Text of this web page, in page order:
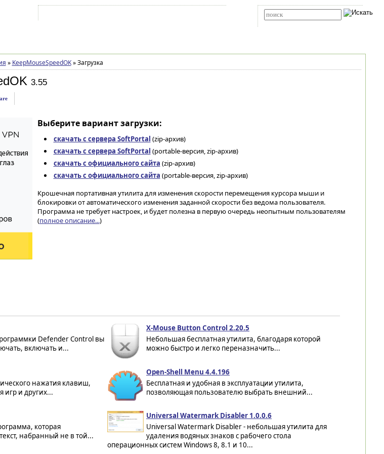
» KeepMouseSpeedOK »Загрузка
3.55
Выберите вариант загрузки:
скачать с сервера SoftPortal (zip-архив)
скачать с сервера SoftPortal (portable-версия, zip-архив)
скачать с официального сайта (zip-архив)
скачать с официального сайта (portable-версия, zip-архив)
Крошечная портативная утилита для изменения скорости перемещения курсора мыши и
блокировки от автоматического изменения заданной скорости без ведома пользователя.
Программа не требует настроек, и будет полезна в первую очередь неопытным пользователям
(полное описание...)
Defender Control вы
включать и...
X-Mouse Button Control 2.20.5
Небольшая бесплатная утилита, благодаря которой
можно быстро и легко переназначить...
нажатия клавиш,
игр и других...
Open-Shell Menu 4.4.196
Бесплатная и удобная в эксплуатации утилита,
позволяющая пользователю выбрать внешний...
которая
набранный не в той...
Universal Watermark Disabler 1.0.0.6
Universal Watermark Disabler - небольшая утилита для
удаления водяных знаков с рабочего стола
операционных систем Windows 8, 8.1 и 10...